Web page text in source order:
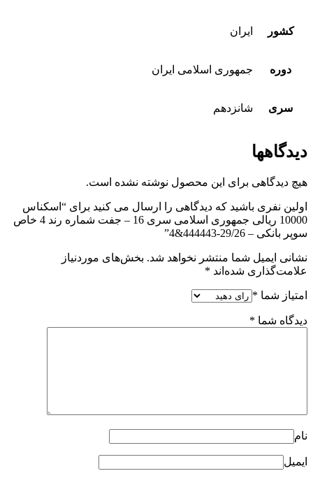
کشور ایران
دوره جمهوری اسلامی ایران
سری شانزدهم
دیدگاهها
هیچ دیدگاهی برای این محصول نوشته نشده است.
اولین نفری باشید که دیدگاهی را ارسال می کنید برای “اسکناس
10000 ریالی جمهوری اسلامی سری 16 – جفت شماره رند 4 خاص
سوپر بانکی – 29/26-444443&4”
نشانی ایمیل شما منتشر نخواهد شد. بخش‌های موردنیاز
علامت‌گذاری شده‌اند *
امتیاز شما *
دیدگاه شما *
نام
ایمیل